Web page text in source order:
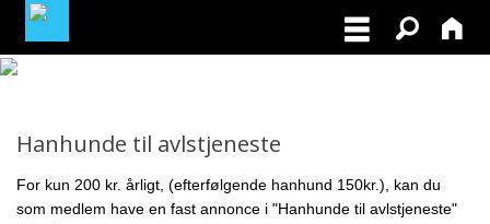
NORDISK MESTERSKAB I VILDTSPOR 2026
Hanhunde til avlstjeneste
For kun 200 kr. årligt, (efterfølgende hanhund 150kr.), kan du
som medlem have en fast annonce i "Hanhunde til avlstjeneste"